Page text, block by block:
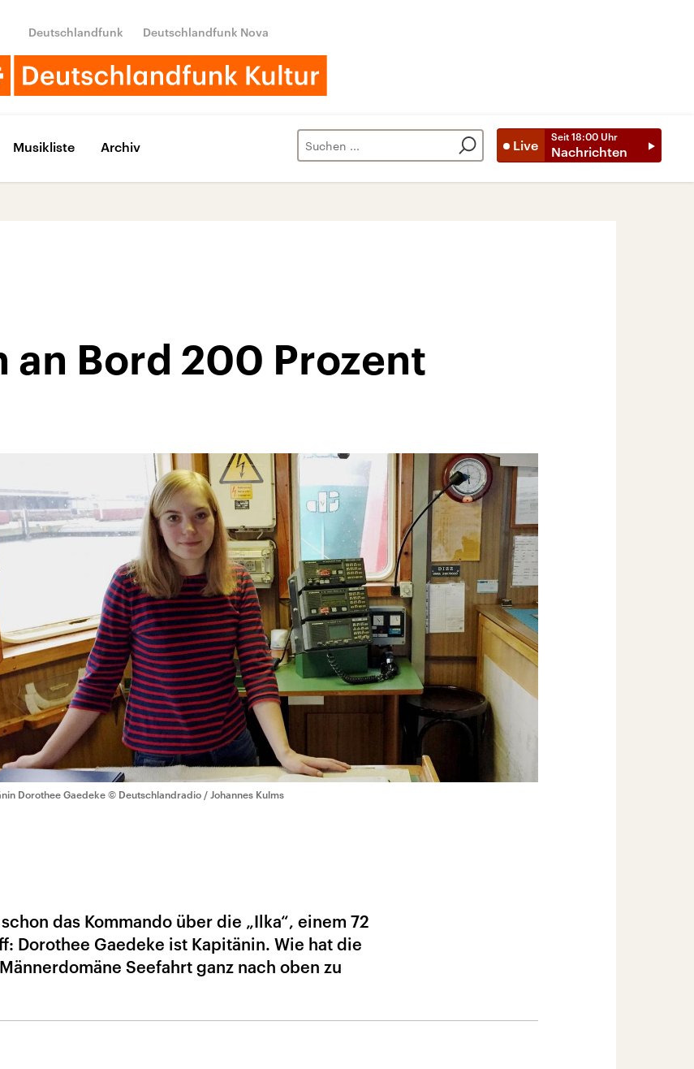
Deutschlandfunk Deutschlandfunk Nova
Live
Seit 18:00 Uhr
Nachrichten
Musikliste Archiv
an Bord 200 Prozent
Dorothee Gaedeke © Deutschlandradio / Johannes Kulms
das Kommando über die „Ilka“, einem 72
Dorothee Gaedeke ist Kapitänin. Wie hat die
Seefahrt ganz nach oben zu